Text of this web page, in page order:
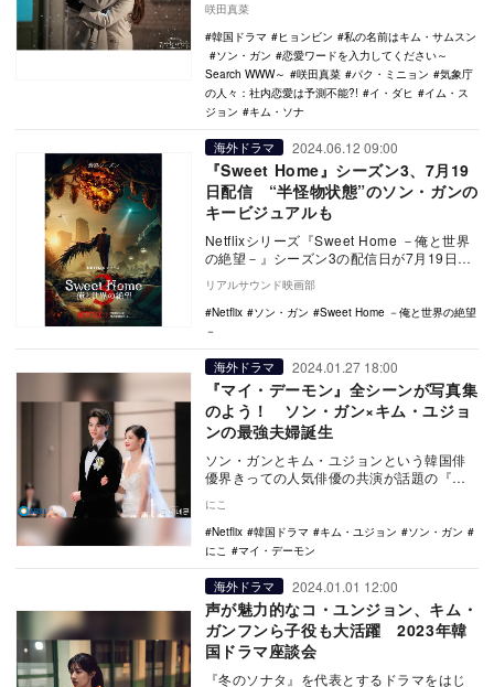
も多かったので…
咲田真菜
韓国ドラマ
ヒョンビン
私の名前はキム・サムスン
ソン・ガン
恋愛ワードを入力してください～
Search WWW～
咲田真菜 パク・ミニョン
気象庁
の人々：社内恋愛は予測不能?!
イ・ダヒ
イム・ス
ジョン
キム・ソナ
海外ドラマ 2024.06.12 09:00
『Sweet Home』シーズン3、7月19
日配信 “半怪物状態”のソン・ガンの
キービジュアルも
Netflixシリーズ『Sweet Home －俺と世界
の絶望－』シーズン3の配信日が7月19日に
決定し、あわせてキービジュアル…
リアルサウンド映画部
Netflix
ソン・ガン
Sweet Home －俺と世界の絶望
－
海外ドラマ 2024.01.27 18:00
『マイ・デーモン』全シーンが写真集
のよう！ ソン・ガン×キム・ユジョ
ンの最強夫婦誕生
ソン・ガンとキム・ユジョンという韓国俳
優界きっての人気俳優の共演が話題の『マ
を…
にこ
Netflix
韓国ドラマ キム・ユジョン
ソン・ガン
にこ
マイ・デーモン
海外ドラマ 2024.01.01 12:00
声が魅力的なコ・ユンジョン、キム・
ガンフンら子役も大活躍 2023年韓
国ドラマ座談会
『冬のソナタ』を代表とするドラマをはじ